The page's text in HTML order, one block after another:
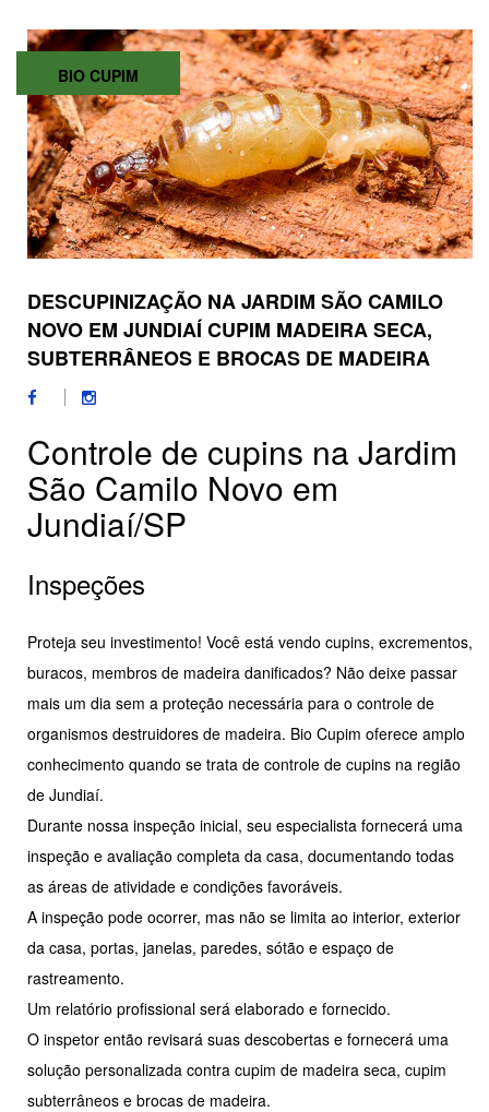
BIO CUPIM
DESCUPINIZAÇÃO NA JARDIM SÃO CAMILO
NOVO EM JUNDIAÍ CUPIM MADEIRA SECA,
SUBTERRÂNEOS E BROCAS DE MADEIRA
Controle de cupins na Jardim
São Camilo Novo em
Jundiaí/SP
Inspeções
Proteja seu investimento! Você está vendo cupins, excrementos,
buracos, membros de madeira danificados? Não deixe passar
mais um dia sem a proteção necessária para o controle de
organismos destruidores de madeira. Bio Cupim oferece amplo
conhecimento quando se trata de controle de cupins na região
de Jundiaí.
Durante nossa inspeção inicial, seu especialista fornecerá uma
inspeção e avaliação completa da casa, documentando todas
as áreas de atividade e condições favoráveis.
A inspeção pode ocorrer, mas não se limita ao interior, exterior
da casa, portas, janelas, paredes, sótão e espaço de
rastreamento.
Um relatório profissional será elaborado e fornecido.
O inspetor então revisará suas descobertas e fornecerá uma
solução personalizada contra cupim de madeira seca, cupim
subterrâneos e brocas de madeira.